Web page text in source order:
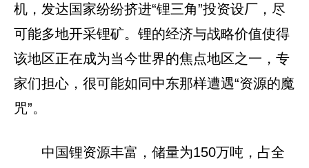
机，发达国家纷纷挤进“锂三角”投资设厂，尽
可能多地开采锂矿。锂的经济与战略价值使得
该地区正在成为当今世界的焦点地区之一，专
家们担心，很可能如同中东那样遭遇“资源的魔
咒”。
中国锂资源丰富，储量为150万吨，占全